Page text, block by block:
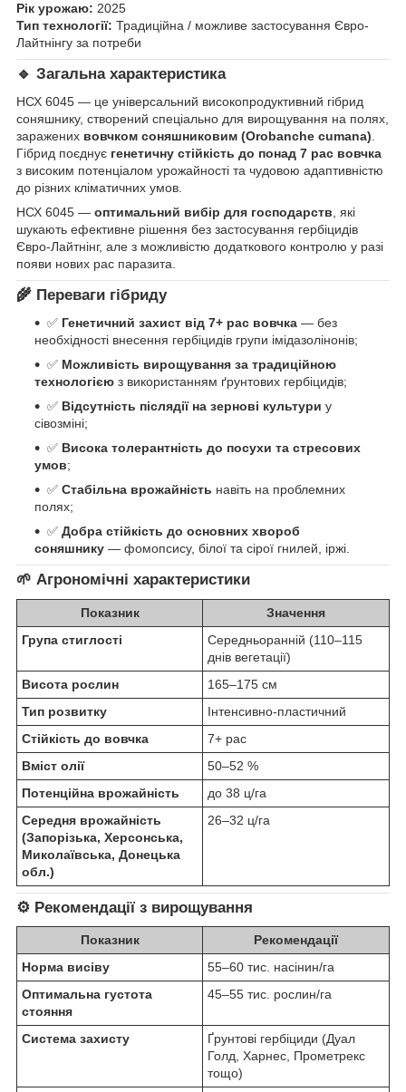
Рік урожаю: 2025
Тип технології: Традиційна / можливе застосування Євро-
Лайтнінгу за потреби
🔹 Загальна характеристика
НСХ 6045 — це універсальний високопродуктивний гібрид
соняшнику, створений спеціально для вирощування на полях,
заражених вовчком соняшниковим (Orobanche cumana).
Гібрид поєднує генетичну стійкість до понад 7 рас вовчка
з високим потенціалом урожайності та чудовою адаптивністю
до різних кліматичних умов.
НСХ 6045 — оптимальний вибір для господарств, які
шукають ефективне рішення без застосування гербіцидів
Євро-Лайтнінг, але з можливістю додаткового контролю у разі
появи нових рас паразита.
🌾 Переваги гібриду
✅ Генетичний захист від 7+ рас вовчка — без
необхідності внесення гербіцидів групи імідазолінонів;
✅ Можливість вирощування за традиційною
технологією з використанням ґрунтових гербіцидів;
✅ Відсутність післядії на зернові культури у
сівозміні;
✅ Висока толерантність до посухи та стресових
умов;
✅ Стабільна врожайність навіть на проблемних
полях;
✅ Добра стійкість до основних хвороб
соняшнику — фомопсису, білої та сірої гнилей, іржі.
🌱 Агрономічні характеристики
Показник
Значення
Група стиглості
Середньоранній (110–115
днів вегетації)
Висота рослин
165–175 см
Тип розвитку
Інтенсивно-пластичний
Стійкість до вовчка
7+ рас
Вміст олії
50–52 %
Потенційна врожайність
до 38 ц/га
Середня врожайність
(Запорізька, Херсонська,
Миколаївська, Донецька
обл.)
26–32 ц/га
⚙️ Рекомендації з вирощування
Показник
Рекомендації
Норма висіву
55–60 тис. насінин/га
Оптимальна густота
стояння
45–55 тис. рослин/га
Система захисту
Ґрунтові гербіциди (Дуал
Голд, Харнес, Прометрекс
тощо)